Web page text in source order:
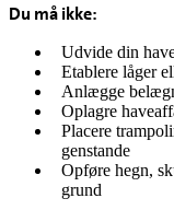
Du må ikke:
Udvide din
Etablere låger
Anlægge
Oplagre
Placere
genstande
Opføre hegn,
grund